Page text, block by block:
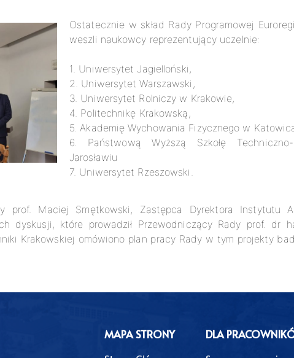
Ostatecznie w skład Rady Programowej
weszli naukowcy reprezentujący uczelnie:
1. Uniwersytet Jagielloński,
2. Uniwersytet Warszawski,
3. Uniwersytet Rolniczy w Krakowie,
4. Politechnikę Krakowską,
5. Akademię Wychowania Fizycznego w
6. Państwową Wyższą Szkołę
Jarosławiu
7. Uniwersytet Rzeszowski.
prof. Maciej Smętkowski, Zastępca Dyrektora Instytutu
dyskusji, które prowadził Przewodniczący Rady prof. dr
Krakowskiej omówiono plan pracy Rady w tym projekty
MAPA STRONY DLA